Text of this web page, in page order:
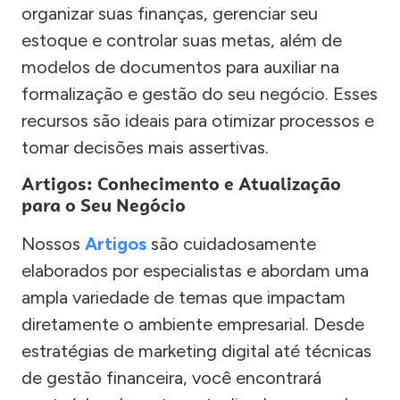
organizar suas finanças, gerenciar seu
estoque e controlar suas metas, além de
modelos de documentos para auxiliar na
formalização e gestão do seu negócio. Esses
recursos são ideais para otimizar processos e
tomar decisões mais assertivas.
Artigos: Conhecimento e Atualização
para o Seu Negócio
Nossos Artigos são cuidadosamente
elaborados por especialistas e abordam uma
ampla variedade de temas que impactam
diretamente o ambiente empresarial. Desde
estratégias de marketing digital até técnicas
de gestão financeira, você encontrará